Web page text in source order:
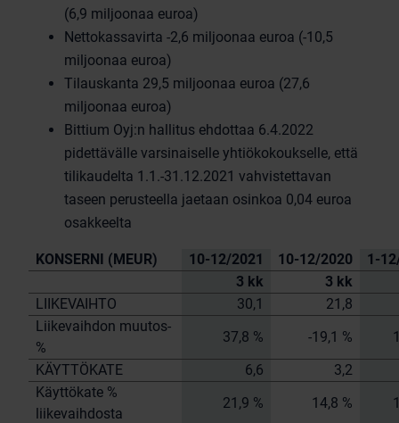
(6,9 miljoonaa euroa)
Nettokassavirta -2,6 miljoonaa euroa (-10,5
miljoonaa euroa)
Tilauskanta 29,5 miljoonaa euroa (27,6
miljoonaa euroa)
Bittium Oyj:n hallitus ehdottaa 6.4.2022
pidettävälle varsinaiselle yhtiökokoukselle, että
tilikaudelta 1.1.-31.12.2021 vahvistettavan
taseen perusteella jaetaan osinkoa 0,04 euroa
osakkeelta
KONSERNI (MEUR) 10-12/2021 10-12/2020
1-
3 kk
3 kk
LIIKEVAIHTO
30,1
21,8
Liikevaihdon muutos-
%
37,8 % -19,1 %
KÄYTTÖKATE
6,6
3,2
Käyttökate %
liikevaihdosta
21,9 % 14,8 %